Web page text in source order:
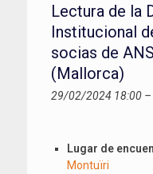
Lectura de la
Institucional
socias de
(Mallorca)
29/02/2024 18:00 –
Lugar de
Montuïri